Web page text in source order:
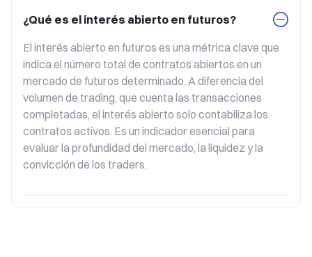
¿Qué es el interés abierto en futuros?
El interés abierto en futuros es una métrica clave que
indica el número total de contratos abiertos en un
mercado de futuros determinado. A diferencia del
volumen de trading, que cuenta las transacciones
completadas, el interés abierto solo contabiliza los
contratos activos. Es un indicador esencial para
evaluar la profundidad del mercado, la liquidez y la
convicción de los traders.